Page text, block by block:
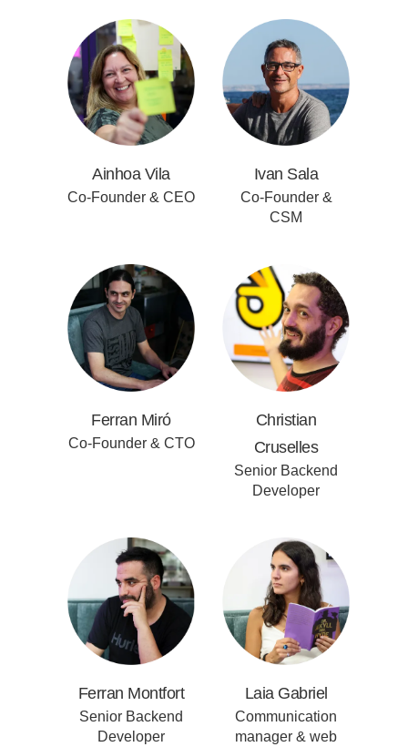
Ainhoa Vila
Co-Founder & CEO
Ivan Sala
Co-Founder &
CSM
Ferran Miró
Co-Founder & CTO
Christian
Cruselles
Senior Backend
Developer
Ferran Montfort
Senior Backend
Developer
Laia Gabriel
Communication
manager & web